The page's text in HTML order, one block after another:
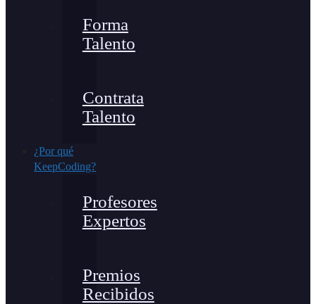
Forma
Talento
Contrata
Talento
¿Por qué
KeepCoding?
Profesores
Expertos
Premios
Recibidos